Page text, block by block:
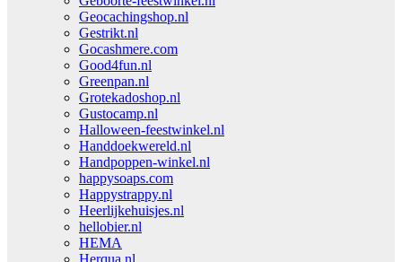
Geocachingshop.nl
Gestrikt.nl
Gocashmere.com
Good4fun.nl
Greenpan.nl
Grotekadoshop.nl
Gustocamp.nl
Halloween-feestwinkel.nl
Handdoekwereld.nl
Handpoppen-winkel.nl
happysoaps.com
Happystrappy.nl
Heerlijkehuisjes.nl
hellobier.nl
HEMA
Herqua.nl